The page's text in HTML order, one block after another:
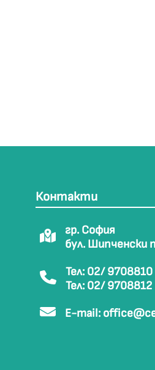
Контакти
гр. София
бул. Шипченски
Тел: 02/ 9708810
Тел: 02/ 9708812
E-mail: